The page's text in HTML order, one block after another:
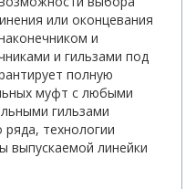
или оконцевания
и
и гильзами под
полную
муфт с любыми
гильзами
технологии
выпускаемой линейки